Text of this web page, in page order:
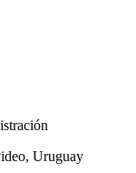
Uruguay